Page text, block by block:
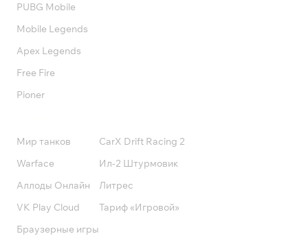
PUBG Mobile
Mobile Legends
Apex Legends
Free Fire
Pioner
Мир танков
Warface
Аллоды Онлайн
VK Play Cloud
Браузерные игры
CarX Drift Racing 2
Ил-2 Штурмовик
Литрес
Тариф «Игровой»